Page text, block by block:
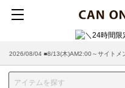
2026/08/04 ■8/13(木)AM2:00～サイトメ